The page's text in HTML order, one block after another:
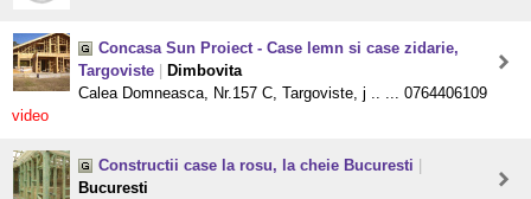
Concasa Sun Proiect - Case lemn si case zidarie,
Targoviste
Dimbovita
Calea Domneasca, Nr.157 C, Targoviste, j .. ... 0764406109
video
Constructii case la rosu, la cheie Bucuresti
Bucuresti